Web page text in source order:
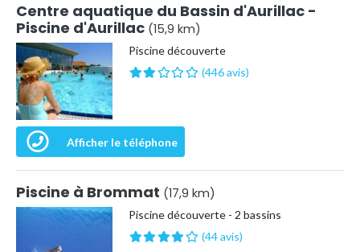
Centre aquatique du Bassin d'Aurillac -
Piscine d'Aurillac (15,9 km)
Piscine découverte
(446 avis)
Afficher le téléphone
Piscine à Brommat (17,9 km)
Piscine découverte - 2 bassins
(44 avis)